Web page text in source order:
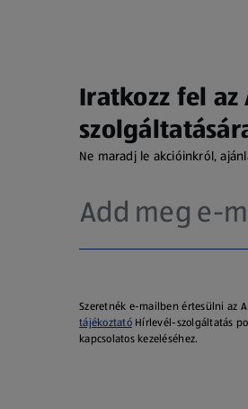
Iratkozz fel az
Ne maradj le akcióinkról,
Szeretnék e-mailben értesülni az
tájékoztatóHírlevél-szolgáltatás
kapcsolatos kezeléséhez.